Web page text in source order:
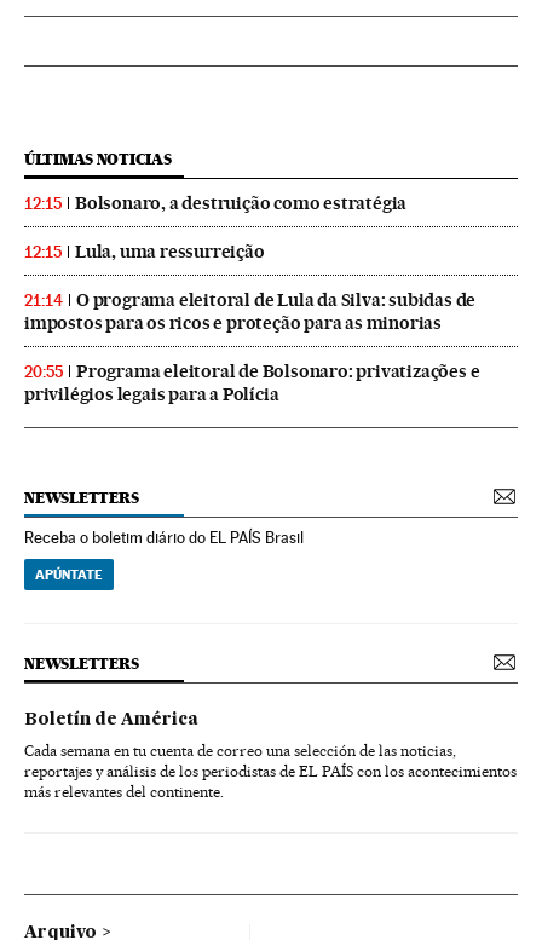
ÚLTIMAS NOTICIAS
12:15 Bolsonaro, a destruição como estratégia
12:15 Lula, uma ressurreição
21:14
O programa eleitoral de Lula da Silva: subidas de
impostos para os ricos e proteção para as minorias
20:55
Programa eleitoral de Bolsonaro: privatizações e
privilégios legais para a Polícia
NEWSLETTERS
Receba o boletim diário do EL PAÍS Brasil
APÚNTATE
NEWSLETTERS
Boletín de América
Cada semana en tu cuenta de correo una selección de las noticias,
reportajes y análisis de los periodistas de EL PAÍS con los acontecimientos
más relevantes del continente.
Arquivo